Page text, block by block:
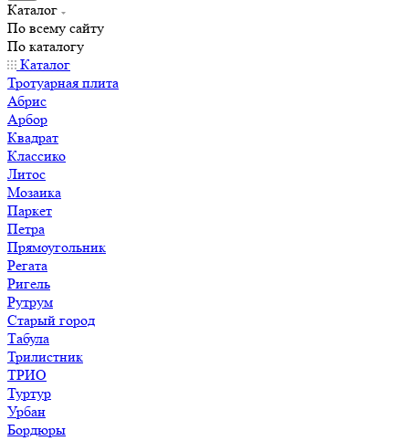
Каталог
По всему сайту
По каталогу
Каталог
Тротуарная плита
Абрис
Арбор
Квадрат
Классико
Литос
Мозаика
Паркет
Петра
Прямоугольник
Регата
Ригель
Рутрум
Старый город
Табула
Трилистник
ТРИО
Туртур
Урбан
Бордюры